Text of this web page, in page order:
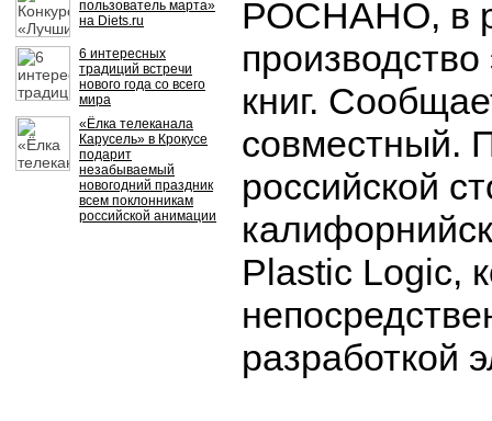
пользователь марта»
на Diets.ru
6 интересных
традиций встречи
нового года со всего
мира
«Ёлка телеканала
Карусель» в Крокусе
подарит
незабываемый
новогодний праздник
всем поклонникам
российской анимации
РОСНАНО, в
книг.
совместный.
российской
Plastic Logic,
разработкой